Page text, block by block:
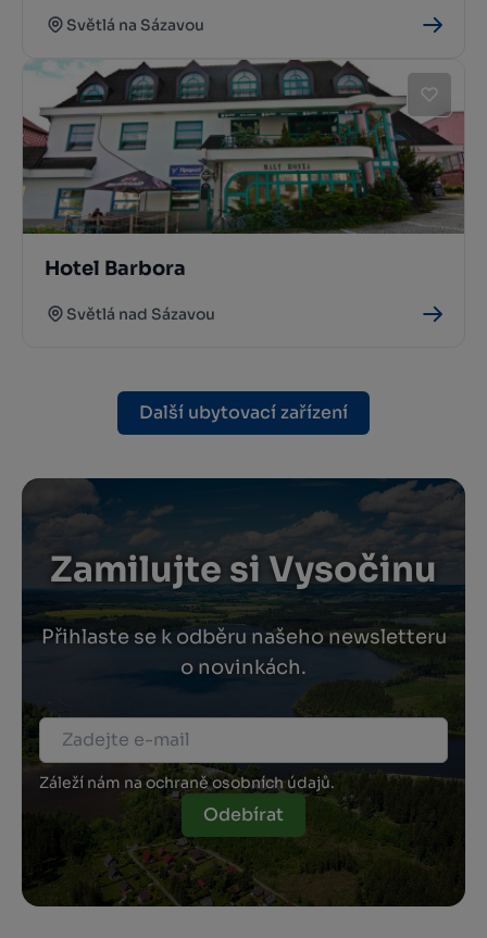
Světlá na Sázavou
Hotel Barbora
Světlá nad Sázavou
Další ubytovací zařízení
Zamilujte si Vysočinu
Přihlaste se k odběru našeho newsletteru
o novinkách.
Záleží nám na ochraně osobních údajů.
Odebírat